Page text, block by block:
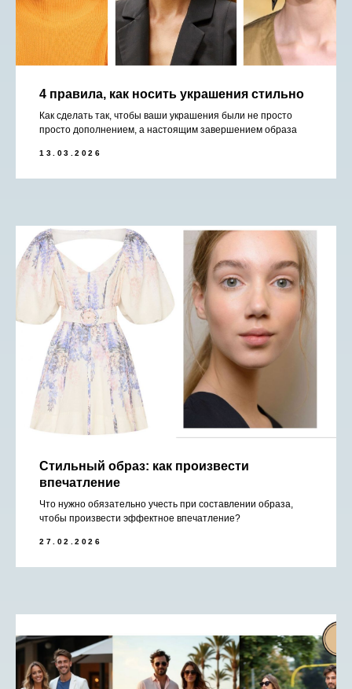
4 правила, как носить украшения стильно
Как сделать так, чтобы ваши украшения были не просто
просто дополнением, а настоящим завершением образа
13.03.2026
Стильный образ: как произвести
впечатление
Что нужно обязательно учесть при составлении образа,
чтобы произвести эффектное впечатление?
27.02.2026